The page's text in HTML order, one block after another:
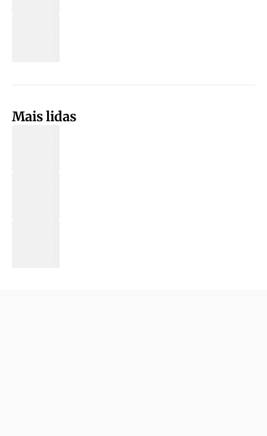
Mais lidas